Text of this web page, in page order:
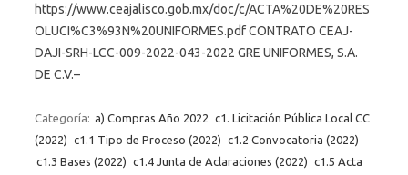
https://www.ceajalisco.gob.mx/doc/c/ACTA%20DE%20RES
OLUCI%C3%93N%20UNIFORMES.pdf CONTRATO CEAJ-
DAJI-SRH-LCC-009-2022-043-2022 GRE UNIFORMES, S.A.
DE C.V.–
Categoría: a) Compras Año 2022 c1. Licitación Pública Local CC
(2022) c1.1 Tipo de Proceso (2022) c1.2 Convocatoria (2022)
c1.3 Bases (2022) c1.4 Junta de Aclaraciones (2022) c1.5 Acta